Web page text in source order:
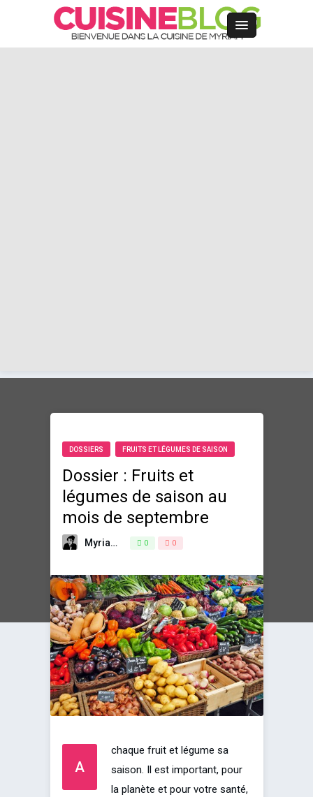
DOSSIERS FRUITS ET LÉGUMES DE SAISON
Dossier : Fruits et
légumes de saison au
mois de septembre
Myriam 1 septembre 2019
0 0
A
chaque fruit et légume sa
saison. Il est important, pour
la planète et pour votre santé,